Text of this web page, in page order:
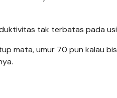
tak terbatas pada
mata, umur 70 pun kalau